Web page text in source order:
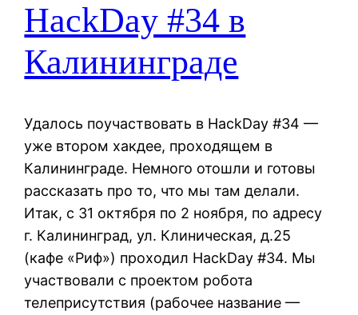
HackDay #34 в
Калининграде
Удалось поучаствовать в HackDay #34 —
уже втором хакдее, проходящем в
Калининграде. Немного отошли и готовы
рассказать про то, что мы там делали.
Итак, с 31 октября по 2 ноября, по адресу
г. Калининград, ул. Клиническая, д.25
(кафе «Риф») проходил HackDay #34. Мы
участвовали с проектом робота
телеприсутствия (рабочее название —